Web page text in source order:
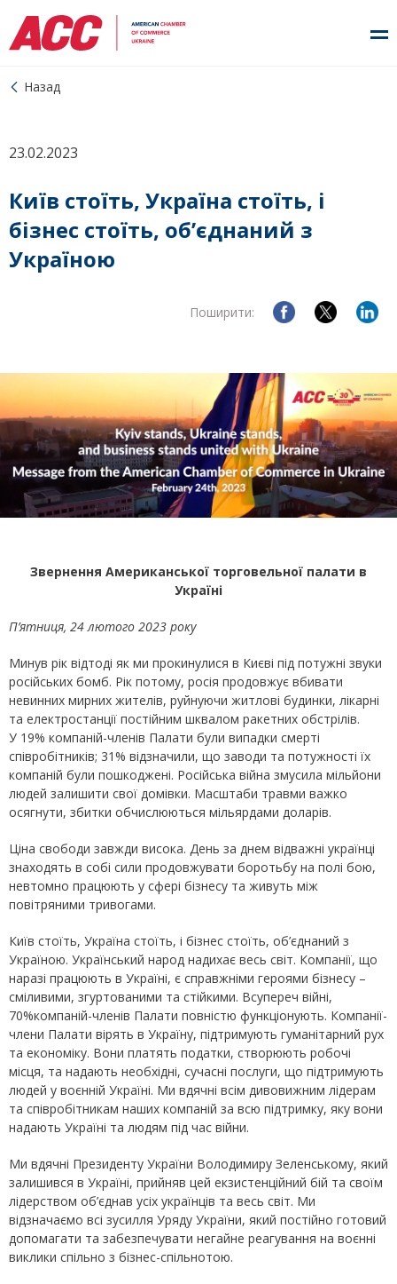
Назад
23.02.2023
Київ стоїть, Україна стоїть, і
бізнес стоїть, об’єднаний з
Україною
Поширити:
Звернення Американської торговельної палати в
Україні
П’ятниця, 24 лютого 2023 року
Минув рік відтоді як ми прокинулися в Києві під потужні звуки
російських бомб. Рік потому, росія продовжує вбивати
невинних мирних жителів, руйнуючи житлові будинки, лікарні
та електростанції постійним шквалом ракетних обстрілів.
У 19% компаній-членів Палати були випадки смерті
співробітників; 31% відзначили, що заводи та потужності їх
компаній були пошкоджені. Російська війна змусила мільйони
людей залишити свої домівки. Масштаби травми важко
осягнути, збитки обчислюються мільярдами доларів.
Ціна свободи завжди висока. День за днем відважні українці
знаходять в собі сили продовжувати боротьбу на полі бою,
невтомно працюють у сфері бізнесу та живуть між
повітряними тривогами.
Київ стоїть, Україна стоїть, і бізнес стоїть, об’єднаний з
Україною. Український народ надихає весь світ. Компанії, що
наразі працюють в Україні, є справжніми героями бізнесу –
сміливими, згуртованими та стійкими. Всупереч війні,
70%компаній-членів Палати повністю функціонують. Компанії-
члени Палати вірять в Україну, підтримують гуманітарний рух
та економіку. Вони платять податки, створюють робочі
місця, та надають необхідні, сучасні послуги, що підтримують
людей у воєнній Україні. Ми вдячні всім дивовижним лідерам
та співробітникам наших компаній за всю підтримку, яку вони
надають Україні та людям під час війни.
Ми вдячні Президенту України Володимиру Зеленському, який
залишився в Україні, прийняв цей екзистенційний бій та своїм
лідерством об’єднав усіх українців та весь світ. Ми
відзначаємо всі зусилля Уряду України, який постійно готовий
допомагати та забезпечувати негайне реагування на воєнні
виклики спільно з бізнес-спільнотою.